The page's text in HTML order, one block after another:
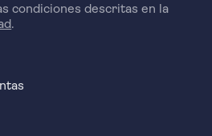
condiciones descritas en la
.